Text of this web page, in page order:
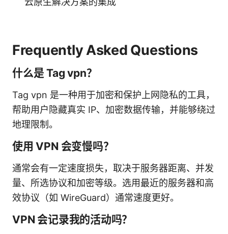
Frequently Asked Questions
什么是 Tag vpn？
Tag vpn 是一种用于加密和保护上网隐私的工具，
帮助用户隐藏真实 IP、加密数据传输，并能够绕过
地理限制。
使用 VPN 会变慢吗？
通常会有一定速度损失，取决于服务器距离、并发
量、所选协议和加密等级。选用最近的服务器和高
效协议（如 WireGuard）通常速度更好。
VPN 会记录我的活动吗？